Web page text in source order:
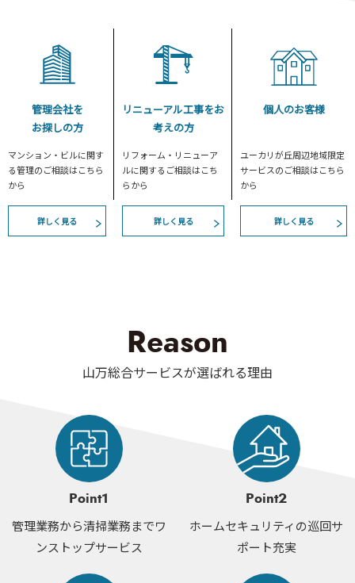
管理会社を
お探しの方
マンション・ビルに関す
る管理のご相談はこちら
から
詳しく見る
リニューアル工事をお
考えの方
リフォーム・リニューア
ルに関するご相談はこち
らから
詳しく見る
個人のお客様
ユーカリが丘周辺地域限定
サービスのご相談はこちら
から
詳しく見る
Reason
山万総合サービスが選ばれる理由
Point1
管理業務から清掃業務までワ
ンストップサービス
Point2
ホームセキュリティの巡回サ
ポート充実